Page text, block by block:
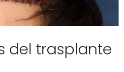
del trasplante